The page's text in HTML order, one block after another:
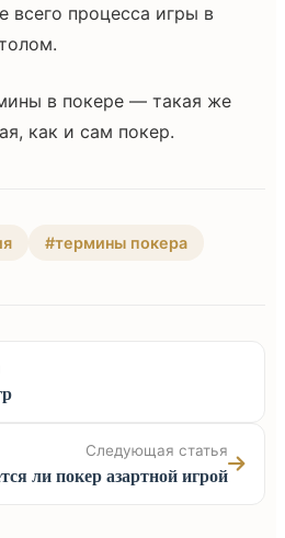
всего процесса игры в
в покере — такая же
как и сам покер.
#термины покера
Следующая статья
ли покер азартной игрой